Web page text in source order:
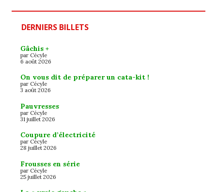
DERNIERS BILLETS
Gâchis +
par Cécyle
6 août 2026
On vous dit de préparer un cata-kit !
par Cécyle
3 août 2026
Pauvresses
par Cécyle
31 juillet 2026
Coupure d’électricité
par Cécyle
28 juillet 2026
Frousses en série
par Cécyle
25 juillet 2026